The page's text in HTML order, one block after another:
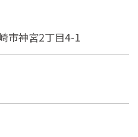
市神宮2丁目4-1